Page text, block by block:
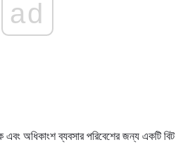
ad
অধিকাংশ ব্যবসার পরিবেশের জন্য একটি বিট